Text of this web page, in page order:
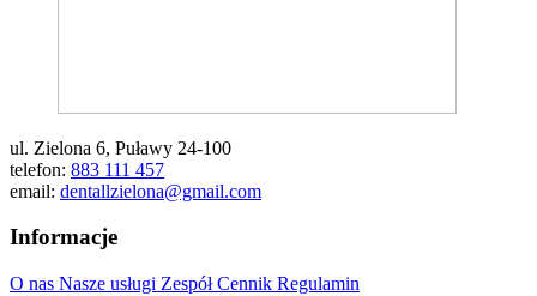
ul. Zielona 6, Puławy 24-100
telefon: 883 111 457
email: dentallzielona@gmail.com
Informacje
O nas Nasze usługi ZespółCennik Regulamin